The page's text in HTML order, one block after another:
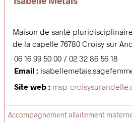
Maison de santé
de la capelle 76780 Croisy sur
06 16 99 50 00
02 32 86 56 18
Email :
Site web : msp-
Accompagnement allaitement